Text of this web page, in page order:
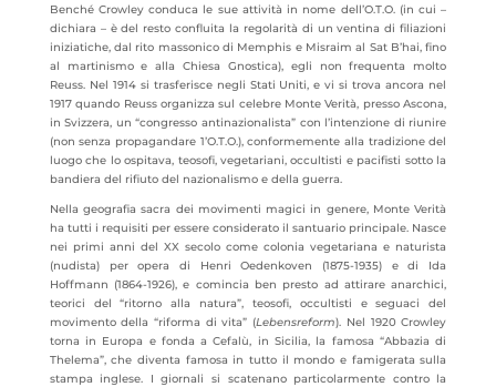
Benché Crowley conduca le sue attività in nome dell’O.T.O. (in cui –
dichiara – è del resto confluita la regolarità di un ventina di filiazioni
iniziatiche, dal rito massonico di Memphis e Misraim al Sat B’hai, fino
al martinismo e alla Chiesa Gnostica), egli non frequenta molto
Reuss. Nel 1914 si trasferisce negli Stati Uniti, e vi si trova ancora nel
1917 quando Reuss organizza sul celebre Monte Verità, presso Ascona,
in Svizzera, un “congresso antinazionalista” con l’intenzione di riunire
(non senza propagandare 1’O.T.O.), conformemente alla tradizione del
luogo che lo ospitava, teosofi, vegetariani, occultisti e pacifisti sotto la
bandiera del rifiuto del nazionalismo e della guerra.
Nella geografia sacra dei movimenti magici in genere, Monte Verità
ha tutti i requisiti per essere considerato il santuario principale. Nasce
nei primi anni del XX secolo come colonia vegetariana e naturista
(nudista) per opera di Henri Oedenkoven (1875-1935) e di Ida
Hoffmann (1864-1926), e comincia ben presto ad attirare anarchici,
teorici del “ritorno alla natura”, teosofi, occultisti e seguaci del
movimento della “riforma di vita” (Lebensreform). Nel 1920 Crowley
torna in Europa e fonda a Cefalù, in Sicilia, la famosa “Abbazia di
Thelema”, che diventa famosa in tutto il mondo e famigerata sulla
stampa inglese. I giornali si scatenano particolarmente contro la